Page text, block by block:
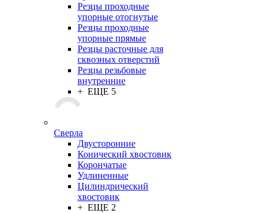
Резцы проходные
упорные отогнутые
Резцы проходные
упорные прямые
Резцы расточные для
сквозных отверстий
Резцы резьбовые
внутренние
+ ЕЩЕ 5
Сверла
Двусторонние
Конический хвостовик
Корончатые
Удлиненные
Цилиндрический
хвостовик
+ ЕЩЕ 2